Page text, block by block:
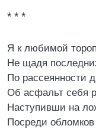
* * *
Я к любимой
Не щадя
По рассеянности
Об асфальт себя
Наступивши на
Посреди